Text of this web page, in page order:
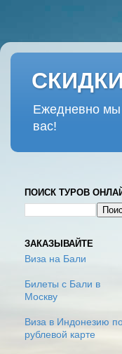
Ежедневно мы
вас!
ПОИСК ТУРОВ
ЗАКАЗЫВАЙТЕ
Виза на Бали
Билеты с Бали в
Москву
Виза в Индонезию
рублевой карте